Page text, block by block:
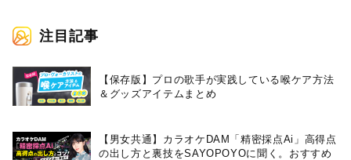
注目記事
【保存版】プロの歌手が実践している喉ケア⽅法
＆グッズアイテムまとめ
【男女共通】カラオケDAM「精密採点Ai」高得点
の出し方と裏技をSAYOPOYOに聞く。おすすめ